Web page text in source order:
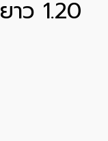
าว 1.20